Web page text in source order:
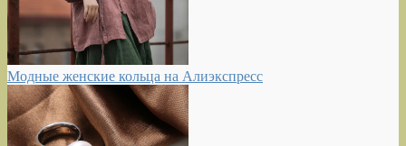
Модные женские кольца на Алиэкспресс